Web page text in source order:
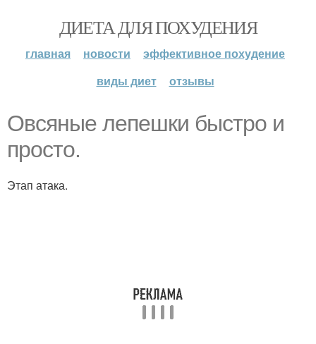
ДИЕТА ДЛЯ ПОХУДЕНИЯ
главная новости
эффективное похудение
виды диет
отзывы
Овсяные лепешки быстро и
просто.
Этап атака.